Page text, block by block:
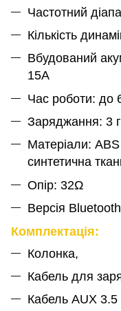
Частотний
Кількість
Вбудований
15A
Час роботи: до
Заряджання: 3
Матеріали:
синтетична
Опір: 32Ω
Версія
Комплектація:
Колонка,
Кабель для
Кабель AUX 3.5